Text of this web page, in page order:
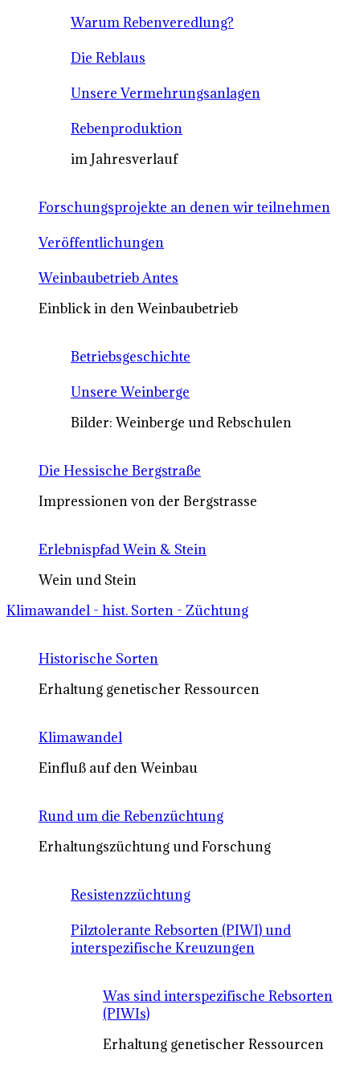
Warum Rebenveredlung?
Die Reblaus
Unsere Vermehrungsanlagen
Rebenproduktion
im Jahresverlauf
Forschungsprojekte an denen wir teilnehmen
Veröffentlichungen
Weinbaubetrieb Antes
Einblick in den Weinbaubetrieb
Betriebsgeschichte
Unsere Weinberge
Bilder: Weinberge und Rebschulen
Die Hessische Bergstraße
Impressionen von der Bergstrasse
Erlebnispfad Wein & Stein
Wein und Stein
Klimawandel - hist. Sorten - Züchtung
Historische Sorten
Erhaltung genetischer Ressourcen
Klimawandel
Einfluß auf den Weinbau
Rund um die Rebenzüchtung
Erhaltungszüchtung und Forschung
Resistenzzüchtung
Pilztolerante Rebsorten (PIWI) und
interspezifische Kreuzungen
Was sind interspezifische Rebsorten
(PIWIs)
Erhaltung genetischer Ressourcen